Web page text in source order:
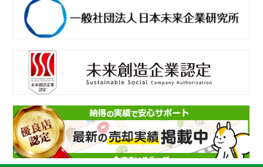
良不動産相続・遺産分割相談窓口
般社団法人日本未来企業研究所
来創造企業認定